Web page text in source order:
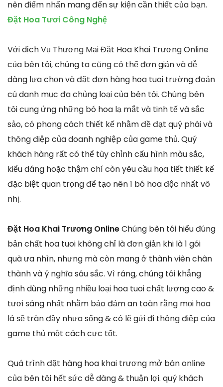
nên điểm nhấn mang đến sự kiện cần thiết của bạn.
Đặt Hoa Tươi Công Nghệ
Với dịch Vụ Thương Mại Đặt Hoa Khai Trương Online
của bên tôi, chúng ta cũng có thể đơn giản và dễ
dàng lựa chọn và đặt đơn hàng hoa tuoi trường đoản
cú danh mục đa chủng loại của bên tôi. Chúng bên
tôi cung ứng những bó hoa lạ mắt và tinh tế và sắc
sảo, có phong cách thiết kế nhằm đề đạt quý phái và
thông điệp của doanh nghiệp của game thủ. Quý
khách hàng rất có thể tùy chỉnh cấu hình màu sắc,
kiểu dáng hoặc thậm chí còn yêu cầu họa tiết thiết kế
đặc biệt quan trọng để tạo nên 1 bó hoa độc nhất vô
nhị.
Đặt Hoa Khai Trương OnlineChúng bên tôi hiểu đúng
bản chất hoa tuoi không chỉ là đơn giản khi là 1 gói
quà ưa nhìn, nhưng mà còn mang ở thành viên chân
thành và ý nghĩa sâu sắc. Vì ráng, chúng tôi khẳng
định dùng những nhiều loại hoa tuoi chất lượng cao &
tươi sáng nhất nhằm bảo đảm an toàn rằng mọi hoa
lá sẽ tràn đầy nhựa sống & có lẽ gửi đi thông điệp của
game thủ một cách cực tốt.
Quá trình đặt hàng hoa khai trương mở bán online
của bên tôi hết sức dễ dàng & thuận lợi. quý khách